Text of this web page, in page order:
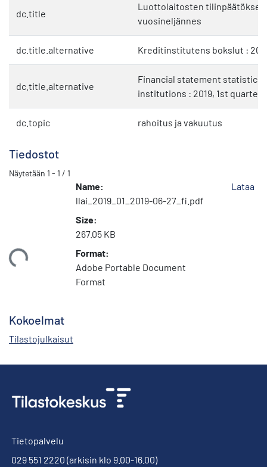
dc.title
Luottolaitosten tilinpäätökset :
vuosineljännes
dc.title.alternative Kreditinstitutens bokslut :
dc.title.alternative
Financial statement statistics
institutions : 2019, 1st quarter
dc.topic rahoitus ja vakuutus
Tiedostot
Näytetään 1 - 1 / 1
Name:
llai_2019_01_2019-06-27_fi.pdf
Size:
267.05 KB
Format:
Adobe Portable Document
Format
Lataa
Kokoelmat
Tilastojulkaisut
Tietopalvelu
029 551 2220 (arkisin klo 9.00-16.00)